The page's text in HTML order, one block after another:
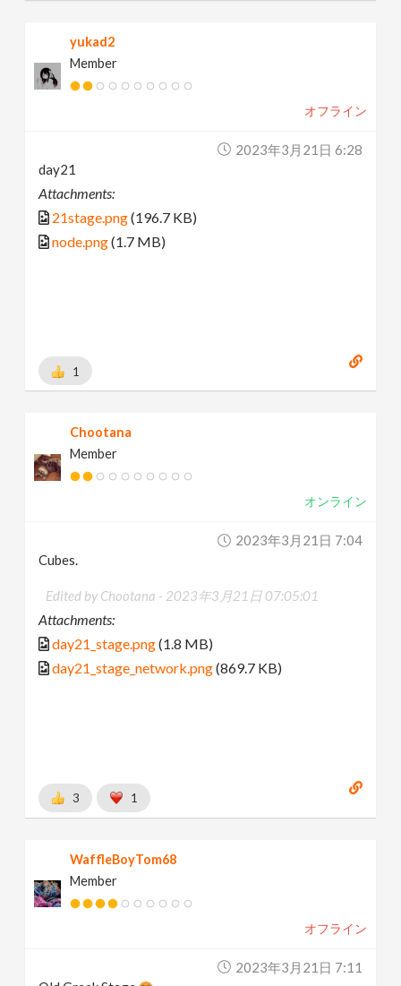
yukad2
Member
オフライン
2023年3月21日 6:28
day21
Attachments:
21stage.png(196.7 KB)
node.png(1.7 MB)
1
Chootana
Member
オンライン
2023年3月21日 7:04
Cubes.
Edited by Chootana - 2023年3月21日 07:05:01
Attachments:
day21_stage.png(1.8 MB)
day21_stage_network.png(869.7 KB)
3 1
WaffleBoyTom68
Member
オフライン
2023年3月21日 7:11